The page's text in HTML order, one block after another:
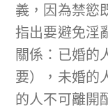
義，因為禁慾
指出要避免淫
關係：已婚的
要），未婚的
的人不可離開